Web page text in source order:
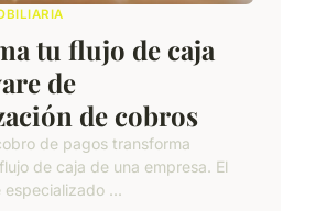
tu flujo de caja
de
de cobros
de pagos transforma
de caja de una empresa. El
...